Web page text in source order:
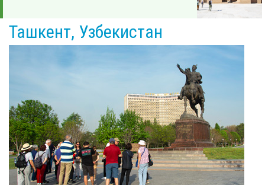
Ташкент, Узбекистан